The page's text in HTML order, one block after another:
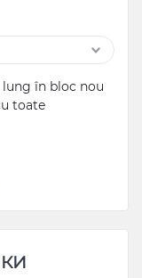
în bloc nou
toate